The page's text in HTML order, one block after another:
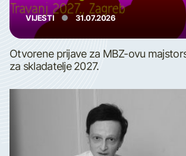
VIJESTI 31.07.2026
Otvorene prijave za MBZ-ovu
za skladatelje 2027.